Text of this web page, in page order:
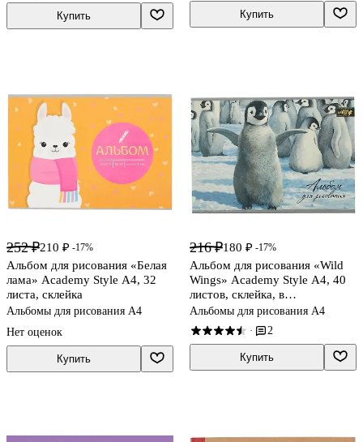
Купить Купить
252 ₽210 ₽ -17%
Альбом для рисования «Белая
лама» Academy Style А4, 32
листа, склейка
Альбомы для рисования А4
Нет оценок
Купить
216 ₽180 ₽ -17%
Альбом для рисования «Wild
Wings» Academy Style А4, 40
листов, склейка, в
ассортименте
Альбомы для рисования А4
· 2
Купить